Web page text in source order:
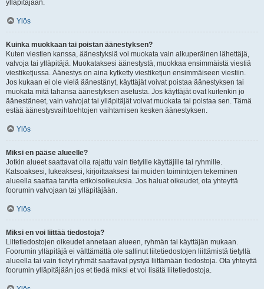
ylläpitäjään.
Ylös
Kuinka muokkaan tai poistan äänestyksen?
Kuten viestien kanssa, äänestyksiä voi muokata vain alkuperäinen lähettäjä,
valvoja tai ylläpitäjä. Muokataksesi äänestystä, muokkaa ensimmäistä viestiä
viestiketjussa. Äänestys on aina kytketty viestiketjun ensimmäiseen viestiin.
Jos kukaan ei ole vielä äänestänyt, käyttäjät voivat poistaa äänestyksen tai
muokata mitä tahansa äänestyksen asetusta. Jos käyttäjät ovat kuitenkin jo
äänestäneet, vain valvojat tai ylläpitäjät voivat muokata tai poistaa sen. Tämä
estää äänestysvaihtoehtojen vaihtamisen kesken äänestyksen.
Ylös
Miksi en pääse alueelle?
Jotkin alueet saattavat olla rajattu vain tietyille käyttäjille tai ryhmille.
Katsoaksesi, lukeaksesi, kirjoittaaksesi tai muiden toimintojen tekeminen
alueella saattaa tarvita erikoisoikeuksia. Jos haluat oikeudet, ota yhteyttä
foorumin valvojaan tai ylläpitäjään.
Ylös
Miksi en voi liittää tiedostoja?
Liitetiedostojen oikeudet annetaan alueen, ryhmän tai käyttäjän mukaan.
Foorumin ylläpitäjä ei välttämättä ole sallinut liitetiedostojen liittämistä tietyllä
alueella tai vain tietyt ryhmät saattavat pystyä liittämään tiedostoja. Ota yhteyttä
foorumin ylläpitäjään jos et tiedä miksi et voi lisätä liitetiedostoja.